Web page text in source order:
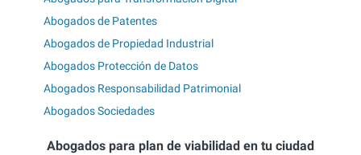
Abogados de Patentes
Abogados de Propiedad Industrial
Abogados Protección de Datos
Abogados Responsabilidad Patrimonial
Abogados Sociedades
Abogados para plan de viabilidad en tu ciudad